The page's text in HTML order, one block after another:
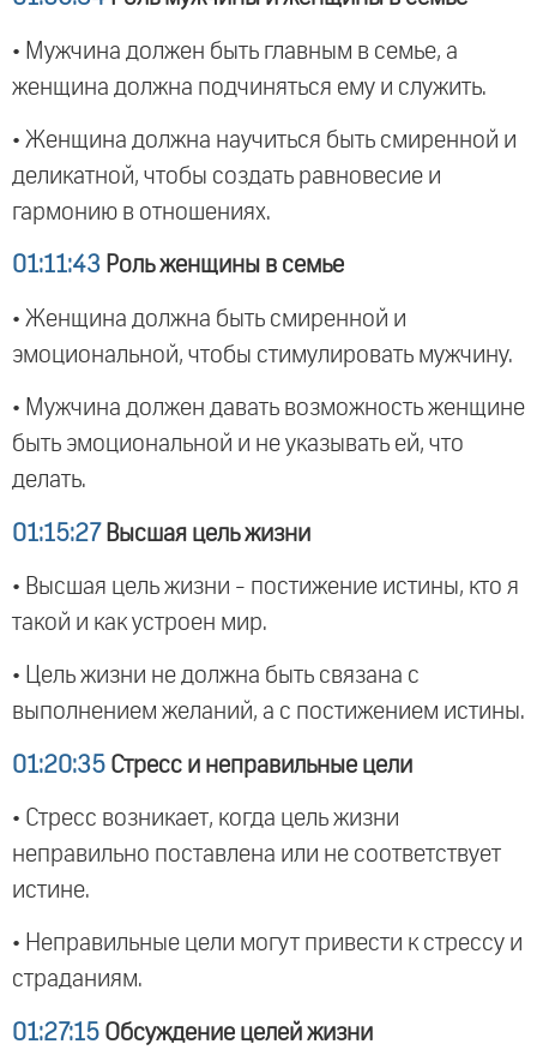
• Мужчина должен быть главным в семье, а
женщина должна подчиняться ему и служить.
• Женщина должна научиться быть смиренной и
деликатной, чтобы создать равновесие и
гармонию в отношениях.
01:11:43 Роль женщины в семье
• Женщина должна быть смиренной и
эмоциональной, чтобы стимулировать мужчину.
• Мужчина должен давать возможность женщине
быть эмоциональной и не указывать ей, что
делать.
01:15:27 Высшая цель жизни
• Высшая цель жизни - постижение истины, кто я
такой и как устроен мир.
• Цель жизни не должна быть связана с
выполнением желаний, а с постижением истины.
01:20:35 Стресс и неправильные цели
• Стресс возникает, когда цель жизни
неправильно поставлена или не соответствует
истине.
• Неправильные цели могут привести к стрессу и
страданиям.
01:27:15 Обсуждение целей жизни